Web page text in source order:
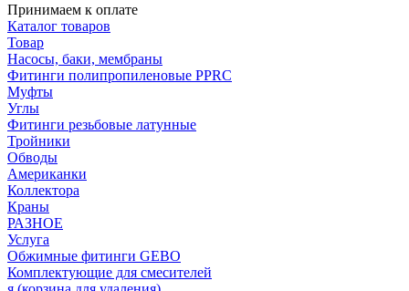
Принимаем к оплате
Каталог товаров
Товар
Насосы, баки, мембраны
Фитинги полипропиленовые PPRC
Муфты
Углы
Фитинги резьбовые латунные
Тройники
Обводы
Американки
Коллектора
Краны
РАЗНОЕ
Услуга
Обжимные фитинги GEBO
Комплектующие для смесителей